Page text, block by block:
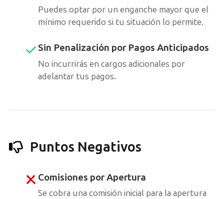
Puedes optar por un enganche mayor que el
mínimo requerido si tu situación lo permite.
Sin Penalización por Pagos Anticipados
No incurrirás en cargos adicionales por
adelantar tus pagos.
Puntos Negativos
Comisiones por Apertura
Se cobra una comisión inicial para la apertura